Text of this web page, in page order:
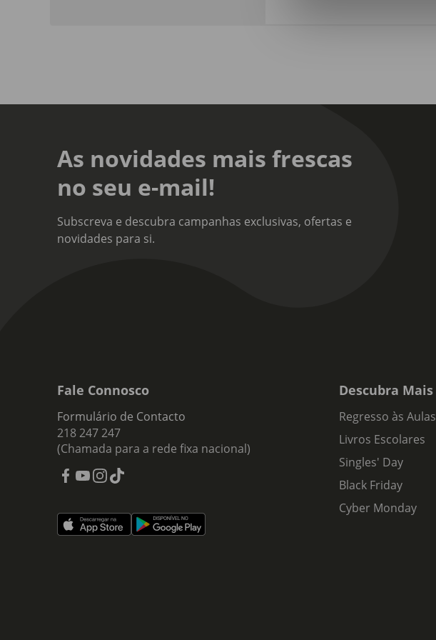
As novidades mais frescas
no seu e-mail!
Subscreva e descubra campanhas exclusivas, ofertas e
novidades para si.
Fale Connosco
Formulário de Contacto
218 247 247
(Chamada para a rede fixa nacional)
Descubra Mais
Regresso às Aulas
Livros Escolares
Singles' Day
Black Friday
Cyber Monday